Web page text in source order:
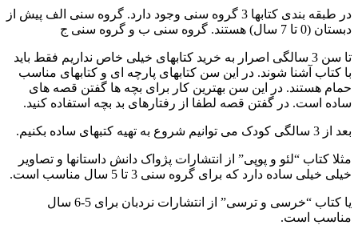
در طبقه بندی کتابها 3 گروه سنی وجود دارد. گروه سنی الف پیش از
(0 تا 7 سال) هستند. گروه سنی ب و گروه سنی ج
تا سن 3 سالگی اصرار به خرید کتابهای خیلی خاص نداریم فقط باید
کتاب آشنا شوند. در این سن کتابهای پارچه ای و کتابهای مناسب
هستند. در این سن بهترین کار برای بچه ها گفتن قصه های
است. در گفتن قصه لطفا از رفتارهای بد بچه استفاده کنید.
کودک می توانیم شروع به تهیه کتبهای ساده بکنیم.
کتاب “لئو و پوپی” از انتشارات پژواک دانش داستانها و تصاویر
خیلی ساده دارد که برای گروه سنی 3 تا 5 سال مناسب است.
یا کتاب “خرسی و ترسی” از انتشارات نردبان برای 5-6 سال
است.